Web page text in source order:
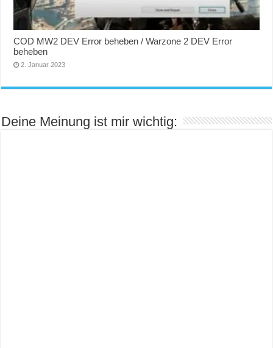
COD MW2 DEV Error beheben / Warzone 2 DEV Error
beheben
2. Januar 2023
Deine Meinung ist mir wichtig: